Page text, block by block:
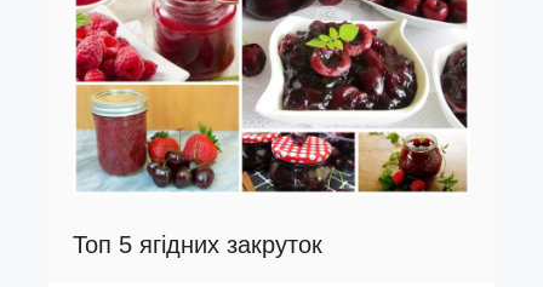
Топ 5 ягідних закруток